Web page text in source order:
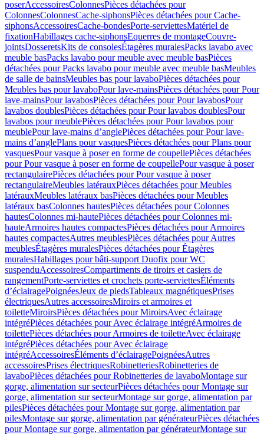
poserAccessoiresColonnesPièces détachées pour
ColonnesColonnesCache-siphonsPièces détachées pour Cache-
siphonsAccessoiresCache-bondesPorte-serviettesMatériel de
fixationHabillages cache-siphonsEquerres de montageCouvre-
jointsDosseretsKits de consolesÉtagères muralesPacks lavabo avec
meuble basPacks lavabo pour meuble avec meuble basPièces
détachées pour Packs lavabo pour meuble avec meuble basMeubles
de salle de bainsMeubles bas pour lavaboPièces détachées pour
Meubles bas pour lavaboPour lave-mainsPièces détachées pour Pour
lave-mainsPour lavabosPièces détachées pour Pour lavabosPour
lavabos doublesPièces détachées pour Pour lavabos doublesPour
lavabos pour meublePièces détachées pour Pour lavabos pour
meublePour lave-mains d’anglePièces détachées pour Pour lave-
mains d’anglePlans pour vasquesPièces détachées pour Plans pour
vasquesPour vasque à poser en forme de coupellePièces détachées
pour Pour vasque à poser en forme de coupellePour vasque à poser
rectangulairePièces détachées pour Pour vasque à poser
rectangulaireMeubles latérauxPièces détachées pour Meubles
latérauxMeubles latéraux basPièces détachées pour Meubles
latéraux basColonnes hautesPièces détachées pour Colonnes
hautesColonnes mi-hautePièces détachées pour Colonnes mi-
hauteArmoires hautes compactesPièces détachées pour Armoires
hautes compactesAutres meublesPièces détachées pour Autres
meublesÉtagères muralesPièces détachées pour Étagères
muralesHabillages pour bâti-support Duofix pour WC
suspenduAccessoiresCompartiments de tiroirs et casiers de
rangementPorte-serviettes et crochets porte-serviettesÉléments
d’éclairagePoignéesJeux de piedsTableaux magnétiquesPrises
électriquesAutres accessoiresMiroirs et armoires et
toiletteMiroirsPièces détachées pour MiroirsAvec éclairage
intégréPièces détachées pour Avec éclairage intégréArmoires de
toilettePièces détachées pour Armoires de toiletteAvec éclairage
intégréPièces détachées pour Avec éclairage
intégréAccessoiresÉléments d’éclairagePoignéesAutres
accessoiresPrises électriquesRobinetteriesRobinetteries de
lavaboPièces détachées pour Robinetteries de lavaboMontage sur
gorge, alimentation sur secteurPièces détachées pour Montage sur
gorge, alimentation sur secteurMontage sur gorge, alimentation par
pilesPièces détachées pour Montage sur gorge, alimentation par
pilesMontage sur gorge, alimentation par générateurPièces détachées
pour Montage sur gorge, alimentation par générateurMontage sur